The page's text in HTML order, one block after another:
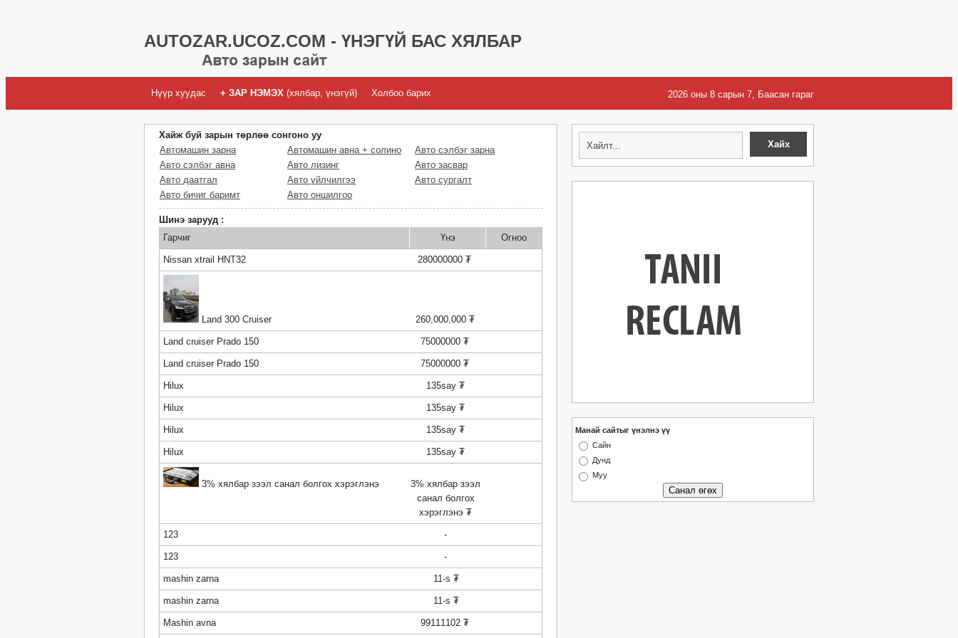
AUTOZAR.UCOZ.COM - ҮНЭГҮЙ БАС ХЯЛБАР
Нүүр хуудас + ЗАР НЭМЭХ (хялбар, үнэгүй) Холбоо барих 2026 оны 8 сарын 7, Баасан гараг
Хайж буй зарын төрлөө сонгоно уу
Автомашин зарна
Автомашин авна + солино
Авто сэлбэг зарна
Авто сэлбэг авна
Авто лизинг
Авто засвар
Авто даатгал
Авто үйлчилгээ
Авто сургалт
Авто бичиг баримт
Авто оншилгоо
Шинэ зарууд :
Гарчиг
Үнэ Огноо
Nissan xtrail HNT32 280000000 ₮
Land 300 Cruiser 260,000,000 ₮
Land cruiser Prado 150 75000000 ₮
Land cruiser Prado 150 75000000 ₮
Hilux 135say ₮
Hilux 135say ₮
Hilux 135say ₮
Hilux 135say ₮
3% хялбар зээл санал болгох хэрэглэнэ
3% хялбар зээл
санал болгох
хэрэглэнэ ₮
123 -
123 -
mashin zarna 11-s ₮
mashin zarna 11-s ₮
Mashin avna 99111102 ₮
Манай сайтыг үнэлнэ үү
Сайн
Дунд
Муу